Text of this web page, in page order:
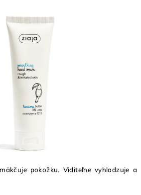
pokožku. Viditeľne vyhladzuje a